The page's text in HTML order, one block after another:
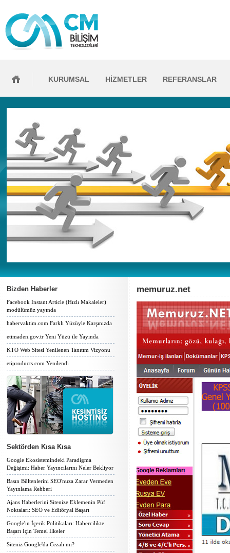
KURUMSAL HİZMETLER REFERANSLAR
Bizden Haberler
Facebook Instant Article (Hızlı Makaleler)
modülümüz yayında
habervaktim.com Farklı Yüzüyle Karşınızda
etimaden.gov.tr Yeni Yüzü ile Yayında
KTO Web Sitesi Yenilenen Tanıtım Vizyonu
etiproducts.com Yenilendi
Sektörden Kısa Kısa
Google Ekosistemindeki Paradigma
Değişimi: Haber Yayıncılarını Neler Bekliyor
Basın Bültenlerini SEO'nuza Zarar Vermeden
Yayınlama Rehberi
Ajans Haberlerini Sitenize Eklemenin Püf
Noktaları: SEO ve Editöryal Başarı
Google'ın İçerik Politikaları: Habercilikte
Başarı İçin Temel İlkeler
Siteniz Google'da Cezalı mı?
memuruz.net